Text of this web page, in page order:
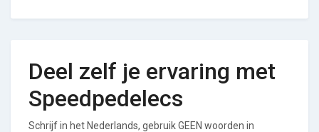
Deel zelf je ervaring met
Speedpedelecs
Schrijf in het Nederlands, gebruik GEEN woorden in